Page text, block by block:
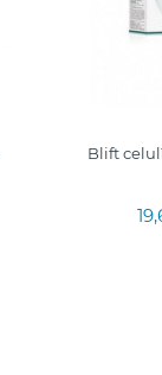
Blift